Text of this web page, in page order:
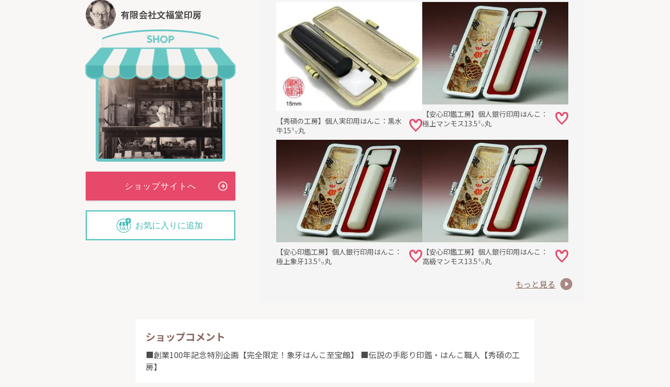
しかしよく見ると、どの文字線も微妙なカーブを描いていて、それが作品全体にどこか柔和
なイメージを持たせています。
秀碩師が生前最も信頼を寄せていた愛弟子・永田 皐月は、亡き師とまるで一心同体になった
かのように、師の最高傑作のひとつ「鈴木善幸」の整合性に富み、なおかつ伸びやかな作風
も、実に忠実に再現し得ています。
■ 昭和の歴代首相が愛用したはんこについてもっと詳しく知る>>
＜ご注文からお届けまで＞
１、お支払い確認後
で印稿(下書き)を制作し、パスワード付きEメールにてお送り
します。
２、印稿をご承認ただいてから彫刻を開始します。
※ 印稿がお気に召さない場合、ご要望の点をできる限り反映させた修正稿を1週間前後で
再度制作し、完成次第お送りいたします。
で彫刻し、完成次第ヤマト運輸でお届けします（全国送料無
料）。
＜彫刻5年間保証＞
■印面(彫刻面)の破損により文字・枠の欠損。
※ご使用による印面の摩耗・紛失・消失・盗難は保証対象外です。
保証書なき場合、保証は適用できかねます。
■本保証は当該印章の印面部を切削して再彫刻するもので、代替印材を無償提供するもので
有限会社文福堂印房
お気に入りに追加
【秀碩の工房】個人実印用はんこ：黒水
牛15㍉丸
【安心印鑑工房】個人銀行印用はんこ：
極上マンモス13.5㍉丸
【安心印鑑工房】個人銀行印用はんこ：
極上象牙13.5㍉丸
【安心印鑑工房】個人銀行印用はんこ：
高級マンモス13.5㍉丸
もっと見る
ショップコメント
■創業100年記念特別企画【完全限定！象牙はんこ至宝館】 ■伝説の手彫り印鑑・はんこ職人【秀碩の工
房】